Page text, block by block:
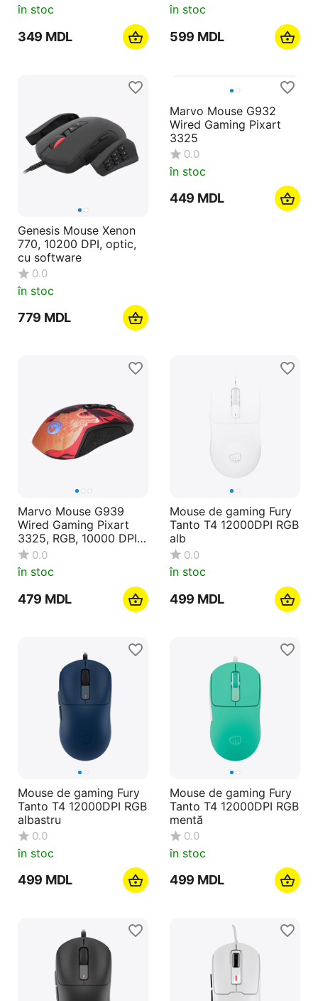
în stoc
‍349‍ MDL
în stoc
‍599‍ MDL
Genesis Mouse Xenon
770, 10200 DPI, optic,
cu software
0.0
în stoc
‍779‍ MDL
Marvo Mouse G932
Wired Gaming Pixart
3325
0.0
în stoc
‍449‍ MDL
Marvo Mouse G939
Wired Gaming Pixart
3325, RGB, 10000 DPI,
7 Buttons
0.0
în stoc
‍479‍ MDL
Mouse de gaming Fury
Tanto T4 12000DPI RGB
alb
0.0
în stoc
‍499‍ MDL
Mouse de gaming Fury
Tanto T4 12000DPI RGB
albastru
0.0
în stoc
‍499‍ MDL
Mouse de gaming Fury
Tanto T4 12000DPI RGB
mentă
0.0
în stoc
‍499‍ MDL